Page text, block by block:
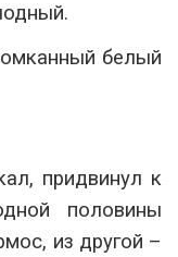
белый
придвинул к
половины
из другой –